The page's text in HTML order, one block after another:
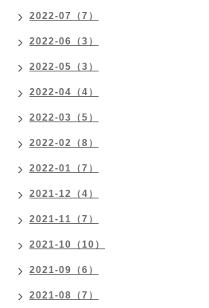
2022-07（7）
2022-06（3）
2022-05（3）
2022-04（4）
2022-03（5）
2022-02（8）
2022-01（7）
2021-12（4）
2021-11（7）
2021-10（10）
2021-09（6）
2021-08（7）